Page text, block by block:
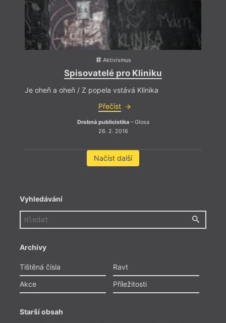
Aktivismus
Spisovatelé pro Kliniku
Je oheň a oheň / Z popela vstává Klinika
Přečíst
Drobná publicistika– Glosa
26. 2. 2016
Načíst další
Vyhledávání
Archivy
Tištěná čísla
Ravt
Akce
Příležitosti
Starší obsah